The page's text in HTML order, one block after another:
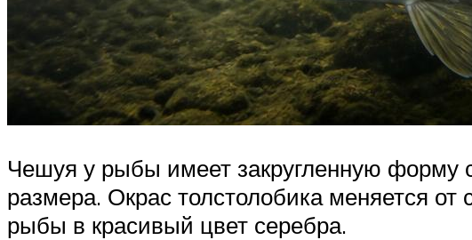
Чешуя у рыбы имеет закругленную форму
размера. Окрас толстолобика меняется
рыбы в красивый цвет серебра.